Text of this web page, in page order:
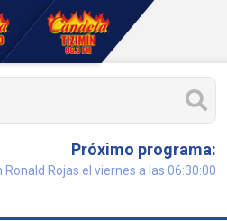
Próximo programa:
Ronald Rojas el viernes a las 06:30:00